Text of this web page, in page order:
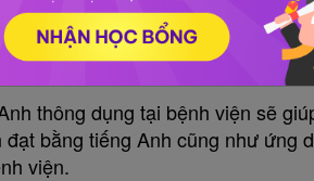
thông dụng tại
thông dụng tại bệnh viện sẽ
bằng tiếng Anh cũng như ứng
viện.